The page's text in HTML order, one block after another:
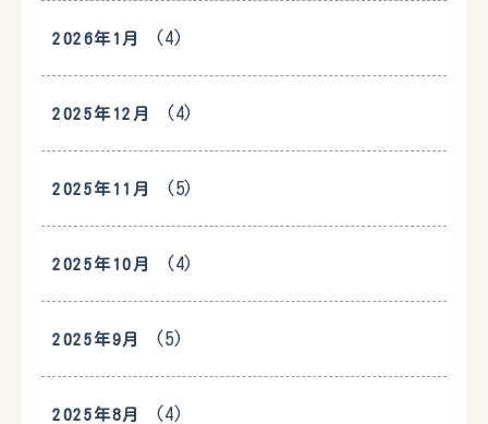
2026年1月 (4)
2025年12月 (4)
2025年11月 (5)
2025年10月 (4)
2025年9月 (5)
2025年8月 (4)